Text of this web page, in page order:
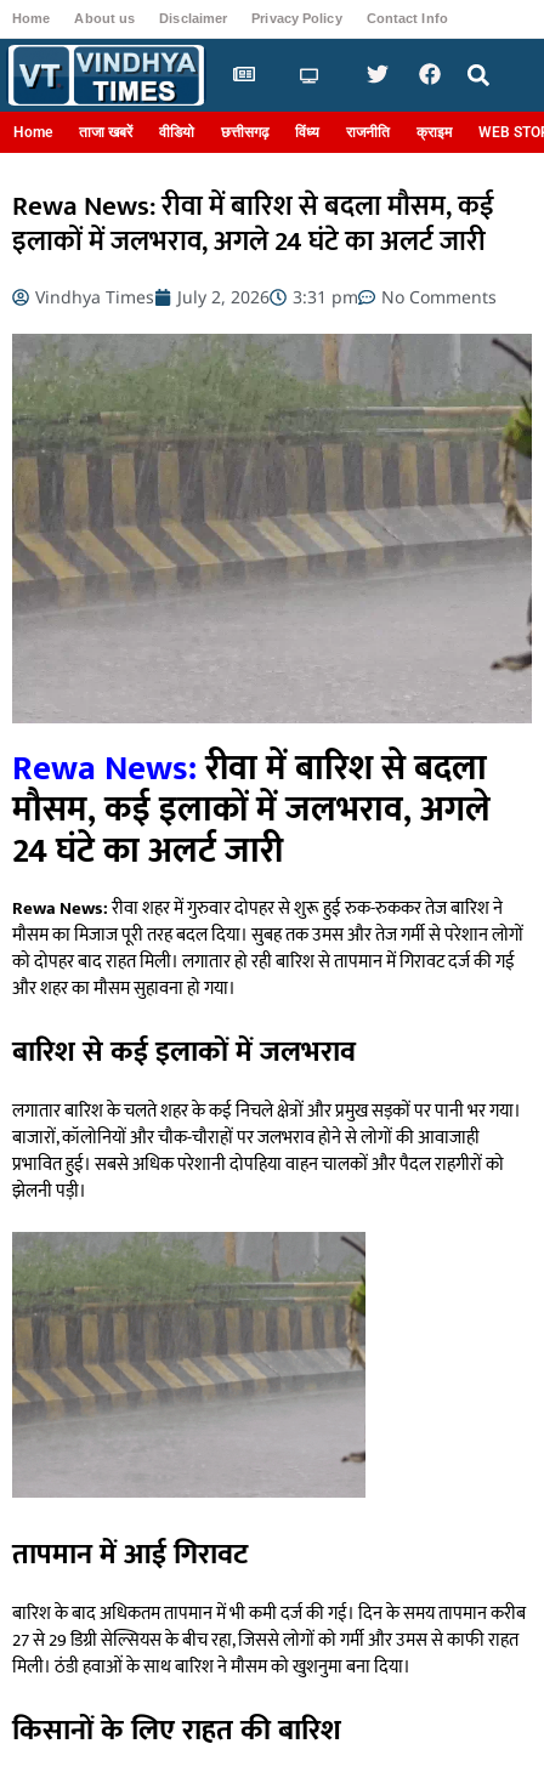
Home About us Disclaimer Privacy Policy Contact Info
Home ताजा खबरें वीडियो छत्तीसगढ़ विंध्य राजनीति क्राइम WEB
Rewa News: रीवा में बारिश से बदला मौसम, कई
इलाकों में जलभराव, अगले 24 घंटे का अलर्ट जारी
Vindhya Times July 2, 2026 3:31 pm No Comments
Rewa News:रीवा में बारिश से बदला
मौसम, कई इलाकों में जलभराव, अगले
24 घंटे का अलर्ट जारी
Rewa News:रीवा शहर में गुरुवार दोपहर से शुरू हुई रुक-रुककर तेज बारिश ने
मौसम का मिजाज पूरी तरह बदल दिया। सुबह तक उमस और तेज गर्मी से परेशान लोगों
को दोपहर बाद राहत मिली। लगातार हो रही बारिश से तापमान में गिरावट दर्ज की गई
और शहर का मौसम सुहावना हो गया।
बारिश से कई इलाकों में जलभराव
लगातार बारिश के चलते शहर के कई निचले क्षेत्रों और प्रमुख सड़कों पर पानी भर गया।
बाजारों, कॉलोनियों और चौक-चौराहों पर जलभराव होने से लोगों की आवाजाही
प्रभावित हुई। सबसे अधिक परेशानी दोपहिया वाहन चालकों और पैदल राहगीरों को
झेलनी पड़ी।
तापमान में आई गिरावट
बारिश के बाद अधिकतम तापमान में भी कमी दर्ज की गई। दिन के समय तापमान करीब
27 से 29 डिग्री सेल्सियस के बीच रहा, जिससे लोगों को गर्मी और उमस से काफी राहत
मिली। ठंडी हवाओं के साथ बारिश ने मौसम को खुशनुमा बना दिया।
किसानों के लिए राहत की बारिश